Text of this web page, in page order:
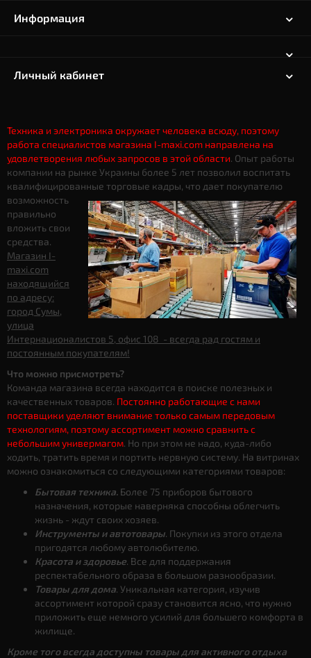
Информация
Личный кабинет
Техника и электроника окружает человека всюду, поэтому
работа специалистов магазина I-maxi.com направлена на
удовлетворения любых запросов в этой области. Опыт работы
компании на рынке Украины более 5 лет позволил воспитать
квалифицированные торговые кадры, что дает покупателю
возможность
правильно
вложить свои
средства.
Магазин I-
maxi.com
находящийся
по адресу:
город Сумы,
улица
Интернационалистов 5, офис 108 - всегда рад гостям и
постоянным покупателям!
Что можно присмотреть?
Команда магазина всегда находится в поиске полезных и
качественных товаров. Постоянно работающие с нами
поставщики уделяют внимание только самым передовым
технологиям, поэтому ассортимент можно сравнить с
небольшим универмагом. Но при этом не надо, куда-либо
ходить, тратить время и портить нервную систему. На витринах
можно ознакомиться со следующими категориями товаров:
Бытовая техника. Более 75 приборов бытового
назначения, которые наверняка способны облегчить
жизнь - ждут своих хозяев.
Инструменты и автотовары. Покупки из этого отдела
пригодятся любому автолюбителю.
Красота и здоровье. Все для поддержания
респектабельного образа в большом разнообразии.
Товары для дома. Уникальная категория, изучив
ассортимент которой сразу становится ясно, что нужно
приложить еще немного усилий для большего комфорта в
жилище.
Кроме того всегда доступны товары для активного отдыха